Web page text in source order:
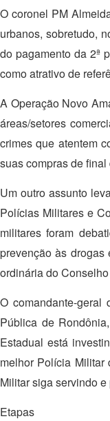
O coronel PM
urbanos, sobretudo,
do pagamento da 2ª
como atrativo de
A Operação Novo
áreas/setores
crimes que atentem
suas compras de final
Um outro assunto
Polícias Militares e
militares foram
prevenção às
ordinária do
O comandante-
Pública de
Estadual está
melhor Polícia Militar
Militar siga servindo
Etapas